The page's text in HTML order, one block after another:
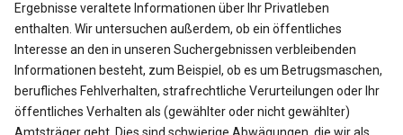
Ergebnisse veraltete Informationen über Ihr Privatleben
enthalten. Wir untersuchen außerdem, ob ein öffentliches
Interesse an den in unseren Suchergebnissen verbleibenden
Informationen besteht, zum Beispiel, ob es um Betrugsmaschen,
berufliches Fehlverhalten, strafrechtliche Verurteilungen oder Ihr
öffentliches Verhalten als (gewählter oder nicht gewählter)